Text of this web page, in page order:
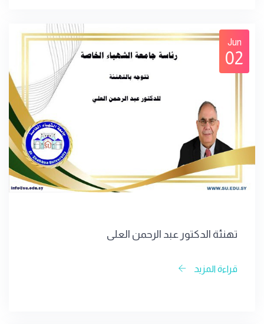
Jun
02
تهنئة الدكتور عبد الرحمن العلي
قراءة المزيد